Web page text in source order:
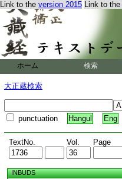
Link to the version 2015 Link to the
ホーム 検索
大正蔵検索
punctuation Hangul Eng
TextNo. Vol. Page
INBUDS